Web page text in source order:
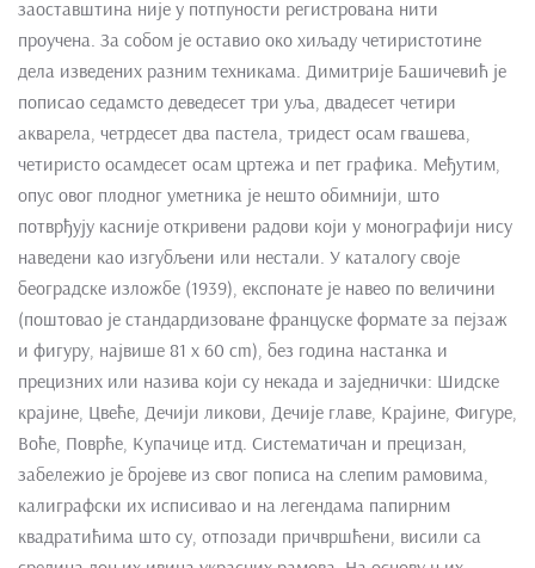
заоставштина није у потпуности регистрована нити
проучена. За собом је оставио око хиљаду четиристотине
дела изведених разним техникама. Димитрије Башичевић је
пописао седамсто деведесет три уља, двадесет четири
акварела, четрдесет два пастела, тридест осам гвашева,
четиристо осамдесет осам цртежа и пет графика. Међутим,
опус овог плодног уметника је нешто обимнији, што
потврђују касније откривени радови који у монографији нису
наведени као изгубљени или нестали. У каталогу своје
београдске изложбе (1939), експонате је навео по величини
(поштовао је стандардизоване француске формате за пејзаж
и фигуру, највише 81 х 60 cm), без година настанка и
прецизних или назива који су некада и заједнички: Шидске
крајине, Цвеће, Дечији ликови, Дечије главе, Крајине, Фигуре,
Воће, Поврће, Купачице итд. Систематичан и прецизан,
забележио је бројеве из свог пописа на слепим рамовима,
калиграфски их исписивао и на легендама папирним
квадратићима што су, отпозади причвршћени, висили са